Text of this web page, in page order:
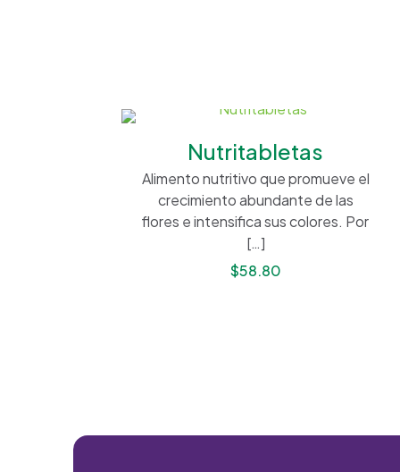
Nutritabletas
Alimento nutritivo que promueve el
crecimiento abundante de las
flores e intensifica sus colores. Por
[…]
$58.80